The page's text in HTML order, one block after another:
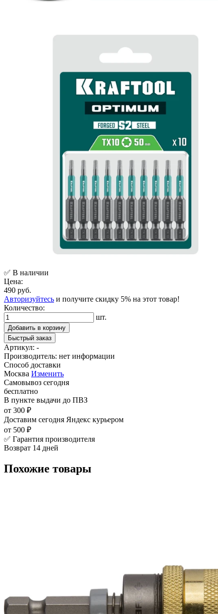
✅ В наличии
Цена:
490 руб.
Авторизуйтесь и получите скидку 5% на этот товар!
Количество:
шт.
Добавить в корзину
Быстрый заказ
Артикул: -
Производитель: нет информации
Способ доставки
Москва Изменить
Самовывоз сегодня
бесплатно
В пункте выдачи до ПВЗ
от 300 ₽
Доставим сегодня Яндекс курьером
от 500 ₽
✅ Гарантия производителя
Возврат 14 дней
Похожие товары